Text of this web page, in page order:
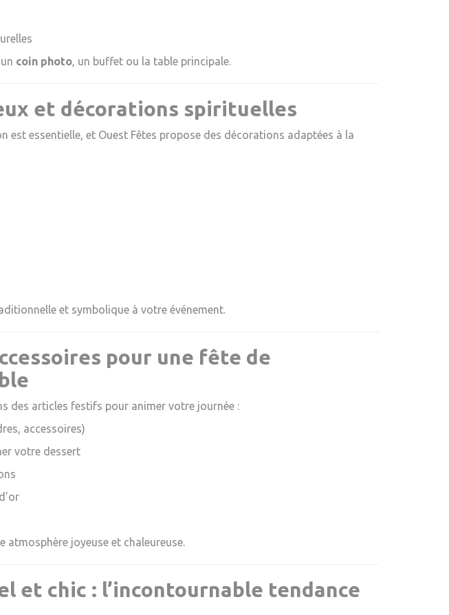
coin photo, un buffet ou la table principale.
et décorations spirituelles
est essentielle, et Ouest Fêtes propose des décorations adaptées à la
et symbolique à votre événement.
pour une fête de
des articles festifs pour animer votre journée :
accessoires)
votre dessert
atmosphère joyeuse et chaleureuse.
et chic : l’incontournable tendance